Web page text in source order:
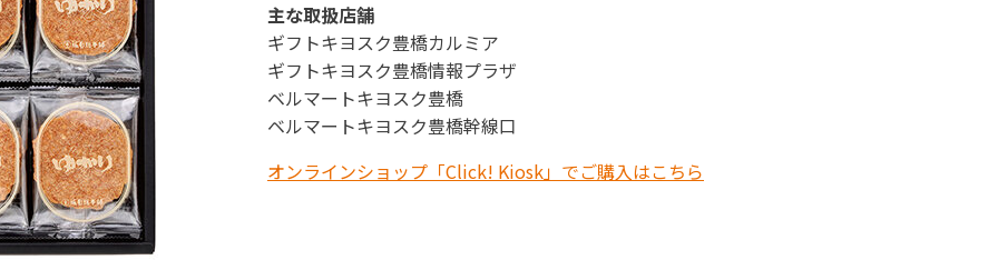
主な取扱店舗
ギフトキヨスク豊橋カルミア
ギフトキヨスク豊橋情報プラザ
ベルマートキヨスク豊橋
ベルマートキヨスク豊橋幹線口
オンラインショップ「Click! Kiosk」でご購入はこちら